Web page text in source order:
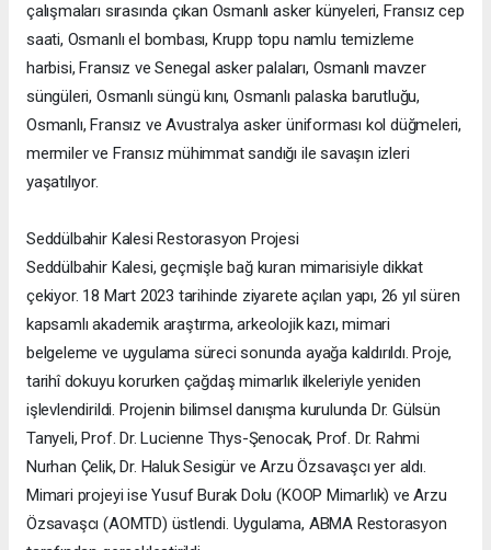
çalışmaları sırasında çıkan Osmanlı asker künyeleri, Fransız cep
saati, Osmanlı el bombası, Krupp topu namlu temizleme
harbisi, Fransız ve Senegal asker palaları, Osmanlı mavzer
süngüleri, Osmanlı süngü kını, Osmanlı palaska barutluğu,
Osmanlı, Fransız ve Avustralya asker üniforması kol düğmeleri,
mermiler ve Fransız mühimmat sandığı ile savaşın izleri
yaşatılıyor.
Seddülbahir Kalesi Restorasyon Projesi
Seddülbahir Kalesi, geçmişle bağ kuran mimarisiyle dikkat
çekiyor. 18 Mart 2023 tarihinde ziyarete açılan yapı, 26 yıl süren
kapsamlı akademik araştırma, arkeolojik kazı, mimari
belgeleme ve uygulama süreci sonunda ayağa kaldırıldı. Proje,
tarihî dokuyu korurken çağdaş mimarlık ilkeleriyle yeniden
işlevlendirildi. Projenin bilimsel danışma kurulunda Dr. Gülsün
Tanyeli, Prof. Dr. Lucienne Thys-Şenocak, Prof. Dr. Rahmi
Nurhan Çelik, Dr. Haluk Sesigür ve Arzu Özsavaşcı yer aldı.
Mimari projeyi ise Yusuf Burak Dolu (KOOP Mimarlık) ve Arzu
Özsavaşcı (AOMTD) üstlendi. Uygulama, ABMA Restorasyon